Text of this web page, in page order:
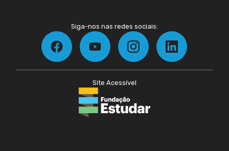
Siga-nos nas redes sociais:
Site Acessível